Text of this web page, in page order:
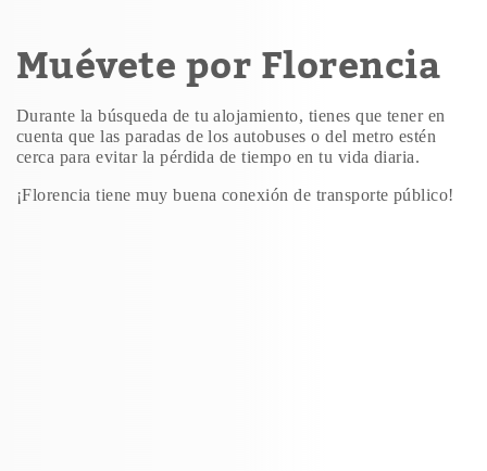
Muévete por Florencia
Durante la búsqueda de tu alojamiento, tienes que tener en
cuenta que las paradas de los autobuses o del metro estén
cerca para evitar la pérdida de tiempo en tu vida diaria.
¡Florencia tiene muy buena conexión de transporte público!